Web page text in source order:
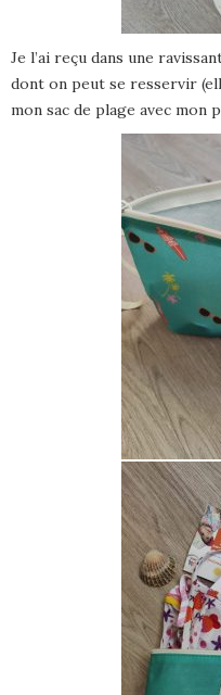
Je l’ai reçu dans une
dont on peut se resservir
mon sac de plage avec mon